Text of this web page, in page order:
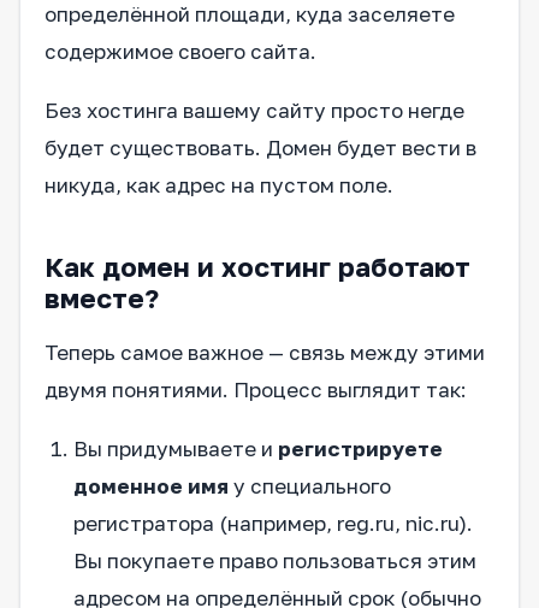
определённой площади, куда заселяете
содержимое своего сайта.
Без хостинга вашему сайту просто негде
будет существовать. Домен будет вести в
никуда, как адрес на пустом поле.
Как домен и хостинг работают
вместе?
Теперь самое важное — связь между этими
двумя понятиями. Процесс выглядит так:
Вы придумываете и регистрируете
доменное имя у специального
регистратора (например, reg.ru, nic.ru).
Вы покупаете право пользоваться этим
адресом на определённый срок (обычно